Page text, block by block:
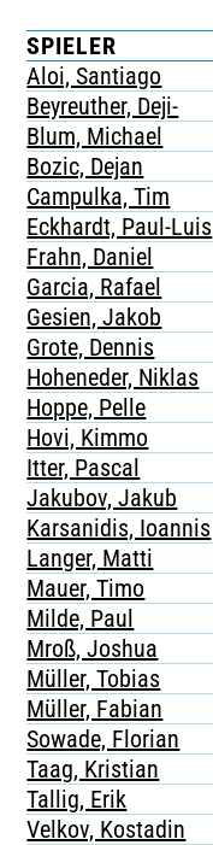
TICKETING
SPIELER
Aloi, Santiago
Beyreuther, Deji-
Blum, Michael
Bozic, Dejan
Campulka, Tim
Eckhardt, Paul-Luis
Frahn, Daniel
Garcia, Rafael
Gesien, Jakob
Grote, Dennis
Hoheneder, Niklas
Hoppe, Pelle
Hovi, Kimmo
Itter, Pascal
Jakubov, Jakub
Karsanidis, Ioannis
Langer, Matti
Mauer, Timo
Milde, Paul
Mroß, Joshua
Müller, Tobias
Müller, Fabian
Sowade, Florian
Taag, Kristian
Tallig, Erik
Velkov, Kostadin